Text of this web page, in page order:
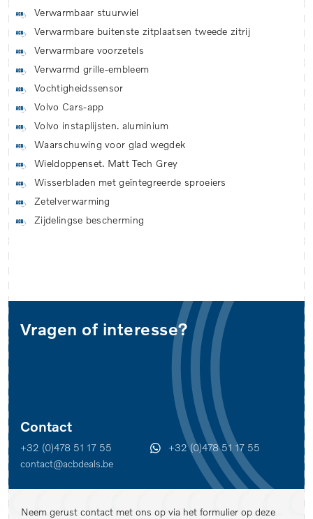
Verwarmbaar stuurwiel
Verwarmbare buitenste zitplaatsen tweede zitrij
Verwarmbare voorzetels
Verwarmd grille-embleem
Vochtigheidssensor
Volvo Cars-app
Volvo instaplijsten. aluminium
Waarschuwing voor glad wegdek
Wieldoppenset. Matt Tech Grey
Wisserbladen met geïntegreerde sproeiers
Zetelverwarming
Zijdelingse bescherming
Vragen of interesse?
Contact
+32 (0)478 51 17 55
+32 (0)478 51 17 55
contact@acbdeals.be
Neem gerust contact met ons op via het formulier op deze